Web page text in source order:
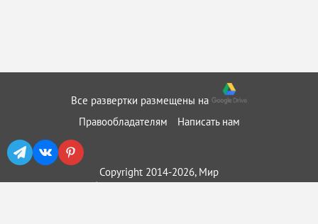
Все развертки размещены на
Правообладателям
Написать нам
Copyright 2014-2026, Мир
бумажного моделирования ::